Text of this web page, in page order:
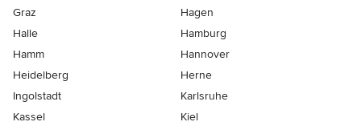
Graz
Hagen
Halle
Hamburg
Hamm
Hannover
Heidelberg
Herne
Ingolstadt
Karlsruhe
Kassel
Kiel